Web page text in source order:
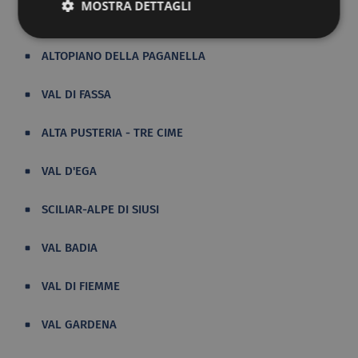
ALTOPIANO DELLA PAGANELLA
VAL DI FASSA
ALTA PUSTERIA - TRE CIME
VAL D'EGA
SCILIAR-ALPE DI SIUSI
VAL BADIA
VAL DI FIEMME
VAL GARDENA
MOSTRA DETTAGLI